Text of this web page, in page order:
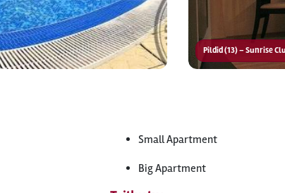
Pildid (13) – Sunrise
Small Apartment
Big Apartment